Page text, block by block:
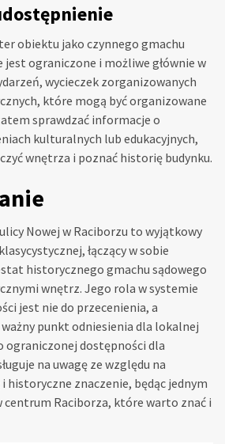
obiektu jako czynnego gmachu
jest ograniczone i możliwe głównie w
wycieczek zorganizowanych
które mogą być organizowane
sprawdzać informacje o
kulturalnych lub edukacyjnych,
wnętrza i poznać historię budynku.
Nowej w Raciborzu to wyjątkowy
łączący w sobie
historycznego gmachu sądowego
wnętrz. Jego rola w systemie
jest nie do przecenienia, a
punkt odniesienia dla lokalnej
ograniczonej dostępności dla
na uwagę ze względu na
znaczenie, będąc jednym
centrum Raciborza, które warto znać i